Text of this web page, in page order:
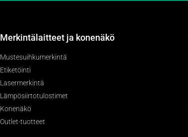
Merkintälaitteet ja konenäkö
Mustesuihkumerkintä
Etiketöinti
Lasermerkintä
Lämpösiirtotulostimet
Konenäkö
Outlet-tuotteet